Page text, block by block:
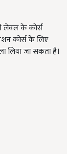
लेवल के कोर्स
कोर्स के लिए
लिया जा सकता है।